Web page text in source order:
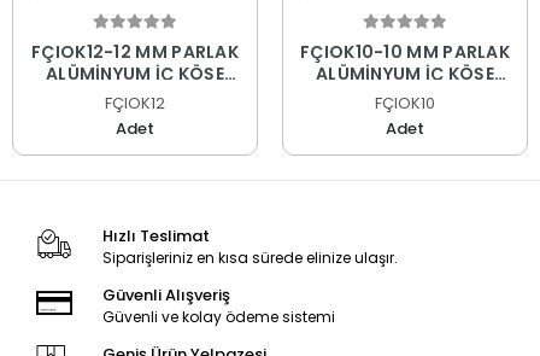
FÇIOK12-12 MM PARLAK
ALÜMİNYUM İÇ KÖŞE
PROFİLİ
FÇIOK12
Adet
FÇIOK10-10 MM PARLAK
ALÜMİNYUM İÇ KÖŞE
PROFİLİ
FÇIOK10
Adet
Hızlı Teslimat
Siparişleriniz en kısa sürede elinize ulaşır.
Güvenli Alışveriş
Güvenli ve kolay ödeme sistemi